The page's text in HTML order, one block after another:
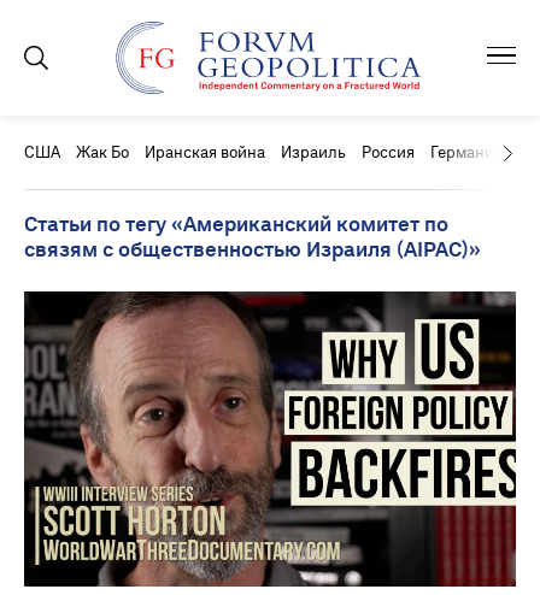
США Жак Бо Иранская война Израиль Россия Германия
Статьи по тегу «Американский комитет по
связям с общественностью Израиля (AIPAC)»